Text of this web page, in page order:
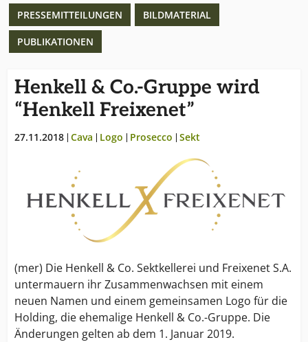
Spirituosengattungen. Zur Gruppe zählen Marken wie
Freixenet, Henkell, Mionetto Prosecco, Fürst von
Metternich, Mía, Mederaño, i heart WINES,
Weitere Informationen unter www.henkell-
freixenet.com
www.youtube.com
PRESSEMITTEILUNGEN BILDMATERIAL
PUBLIKATIONEN
Henkell & Co.-Gruppe wird
“Henkell Freixenet”
27.11.2018 Cava Logo Prosecco Sekt
(mer) Die Henkell & Co. Sektkellerei und Freixenet S.A.
untermauern ihr Zusammenwachsen mit einem
neuen Namen und einem gemeinsamen Logo für die
Holding, die ehemalige Henkell & Co.-Gruppe. Die
Änderungen gelten ab dem 1. Januar 2019.